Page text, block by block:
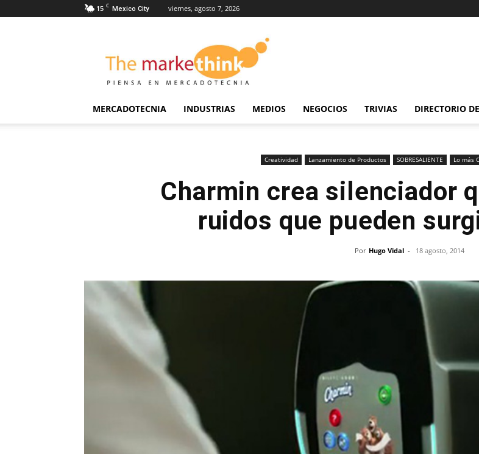
15 C Mexico City viernes, agosto 7, 2026
Markethink
MERCADOTECNIA INDUSTRIAS MEDIOS NEGOCIOS TRIVIAS DIRECTORIO
Creatividad Lanzamiento de Productos SOBRESALIENTE Lo más
Charmin crea silenciador
ruidos que pueden
Por Hugo Vidal - 18 agosto, 2014